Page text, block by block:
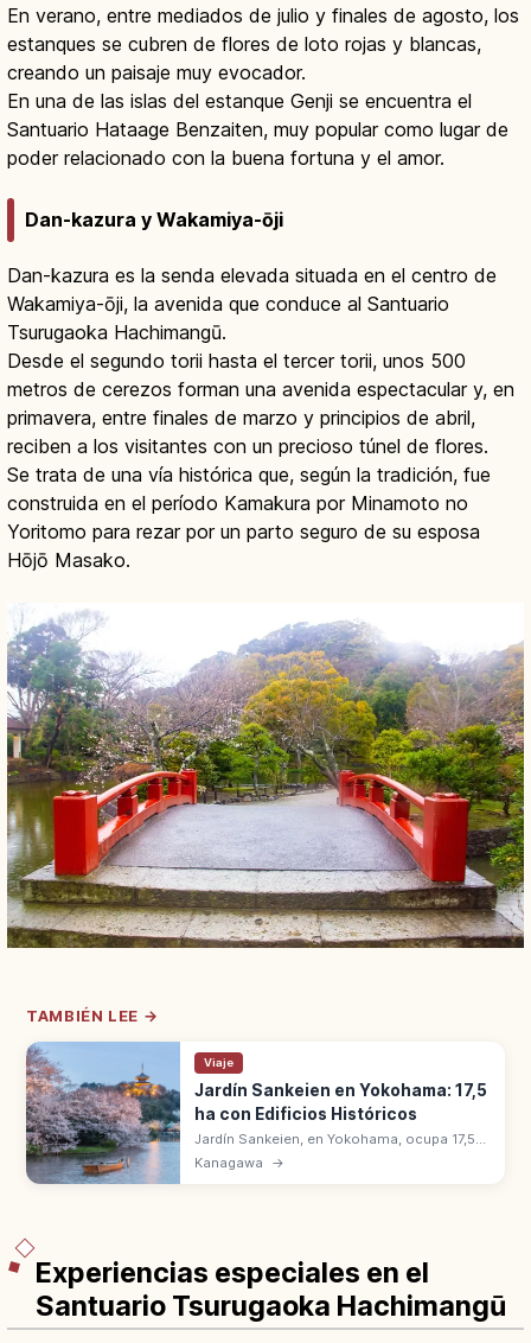
En verano, entre mediados de julio y finales de agosto, los
estanques se cubren de flores de loto rojas y blancas,
creando un paisaje muy evocador.
En una de las islas del estanque Genji se encuentra el
Santuario Hataage Benzaiten, muy popular como lugar de
poder relacionado con la buena fortuna y el amor.
Dan-kazura y Wakamiya-ōji
Dan-kazura es la senda elevada situada en el centro de
Wakamiya-ōji, la avenida que conduce al Santuario
Tsurugaoka Hachimangū.
Desde el segundo torii hasta el tercer torii, unos 500
metros de cerezos forman una avenida espectacular y, en
primavera, entre finales de marzo y principios de abril,
reciben a los visitantes con un precioso túnel de flores.
Se trata de una vía histórica que, según la tradición, fue
construida en el período Kamakura por Minamoto no
Yoritomo para rezar por un parto seguro de su esposa
Hōjō Masako.
TAMBIÉN LEE →
Viaje
Jardín Sankeien en Yokohama: 17,5
ha con Edificios Históricos
Jardín Sankeien, en Yokohama, ocupa 17,5
hectáreas con edificios históricos
trasladados de todo Japón. Creado por
Kanagawa →
Experiencias especiales en el
Santuario Tsurugaoka Hachimangū